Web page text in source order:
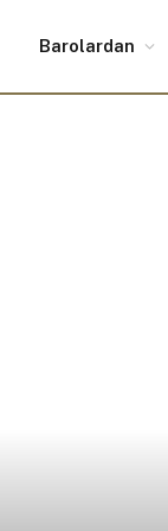
Barolardan